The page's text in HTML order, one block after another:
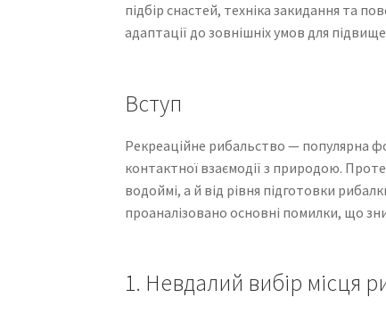
підбір снастей, техніка закидання та
адаптації до зовнішніх умов для
Вступ
Рекреаційне рибальство — популярна
контактної взаємодії з природою.
водоймі, а й від рівня підготовки
проаналізовано основні помилки, що
1. Невдалий вибір місця